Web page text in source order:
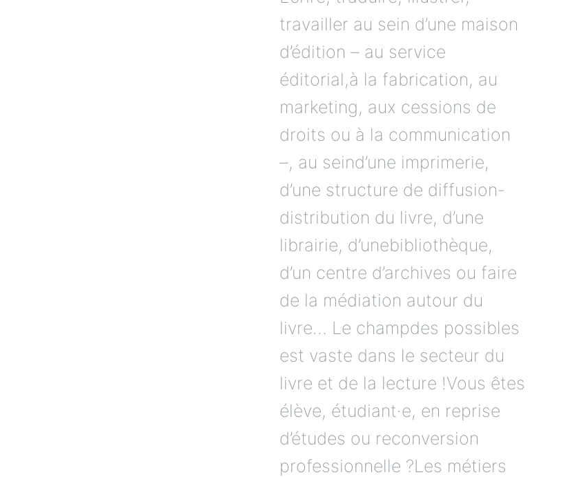
travailler au sein d’une maison
d’édition – au service
éditorial,à la fabrication, au
marketing, aux cessions de
droits ou à la communication
–, au seind’une imprimerie,
d’une structure de diffusion-
distribution du livre, d’une
librairie, d’unebibliothèque,
d’un centre d’archives ou faire
de la médiation autour du
livre… Le champdes possibles
est vaste dans le secteur du
livre et de la lecture !Vous êtes
élève, étudiant·e, en reprise
d’études ou reconversion
professionnelle ?Les métiers